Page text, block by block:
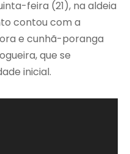
feira (21), na aldeia
contou com a
e cunhã-poranga
que se
inicial.